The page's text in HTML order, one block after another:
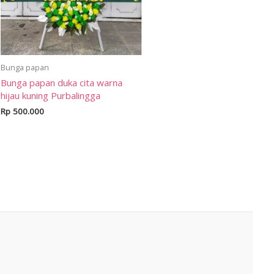
Bunga papan
Bunga papan duka cita warna
hijau kuning Purbalingga
Rp 500.000